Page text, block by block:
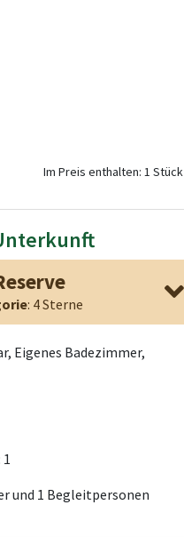
Im Preis enthalten: 1 Stück
: 4 Sterne
Eigenes Badezimmer,
1
und 1 Begleitpersonen